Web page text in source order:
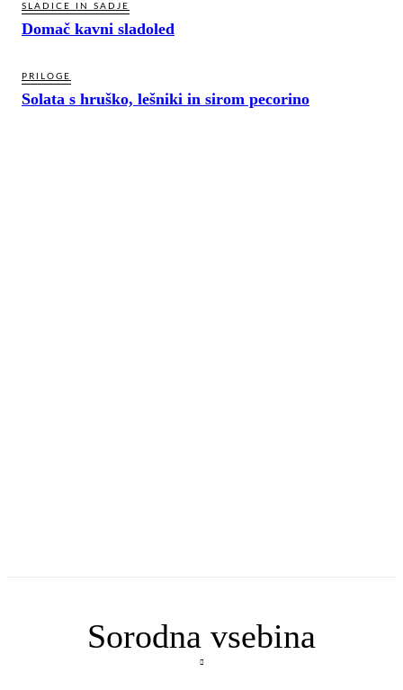
SLADICE IN SADJE
Domač kavni sladoled
PRILOGE
Solata s hruško, lešniki in sirom pecorino
Sorodna vsebina